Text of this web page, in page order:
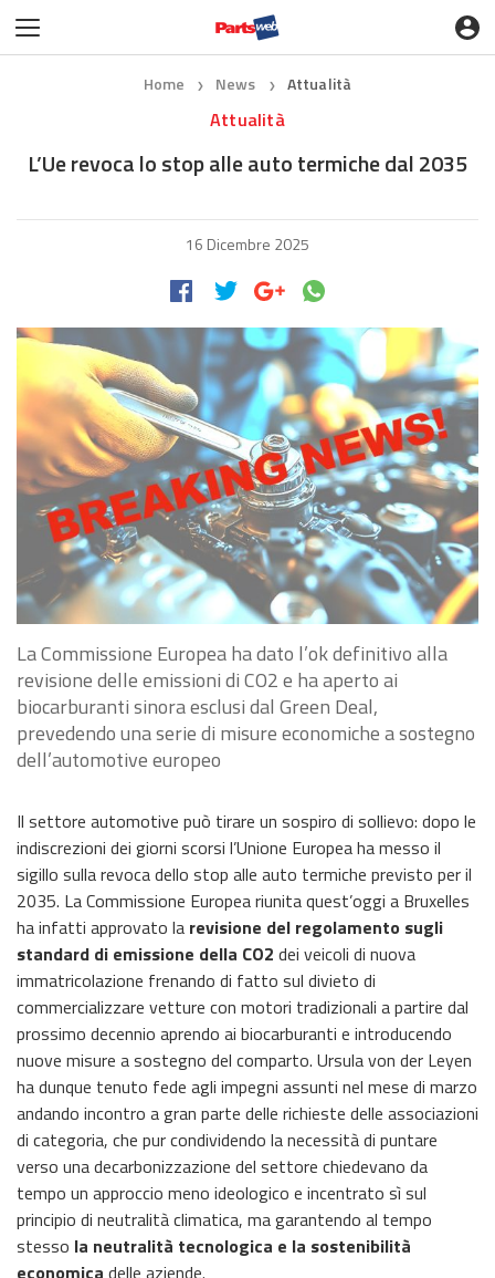
Home ❯ News ❯ Attualità
Attualità
L’Ue revoca lo stop alle auto termiche dal 2035
16 Dicembre 2025
La Commissione Europea ha dato l’ok definitivo alla
revisione delle emissioni di CO2 e ha aperto ai
biocarburanti sinora esclusi dal Green Deal,
prevedendo una serie di misure economiche a sostegno
dell’automotive europeo
Il settore automotive può tirare un sospiro di sollievo: dopo le
indiscrezioni dei giorni scorsi l’Unione Europea ha messo il
sigillo sulla revoca dello stop alle auto termiche previsto per il
2035. La Commissione Europea riunita quest’oggi a Bruxelles
ha infatti approvato la revisione del regolamento sugli
standard di emissione della CO2 dei veicoli di nuova
immatricolazione frenando di fatto sul divieto di
commercializzare vetture con motori tradizionali a partire dal
prossimo decennio aprendo ai biocarburanti e introducendo
nuove misure a sostegno del comparto. Ursula von der Leyen
ha dunque tenuto fede agli impegni assunti nel mese di marzo
andando incontro a gran parte delle richieste delle associazioni
di categoria, che pur condividendo la necessità di puntare
verso una decarbonizzazione del settore chiedevano da
tempo un approccio meno ideologico e incentrato sì sul
principio di neutralità climatica, ma garantendo al tempo
stesso la neutralità tecnologica e la sostenibilità